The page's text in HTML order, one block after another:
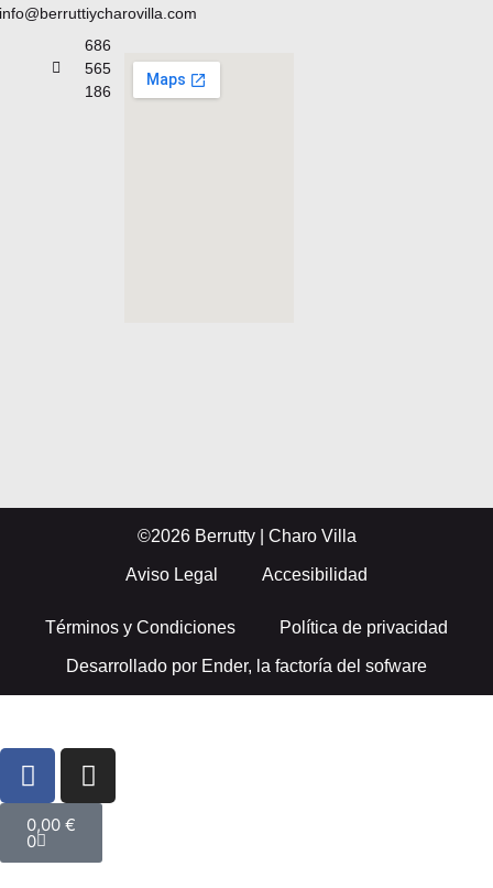
info@berruttiycharovilla.com
686
565
186
©2026 Berrutty | Charo Villa
Aviso Legal Accesibilidad
Términos y Condiciones Política de privacidad
Desarrollado por Ender, la factoría del sofware
0,00 €
0